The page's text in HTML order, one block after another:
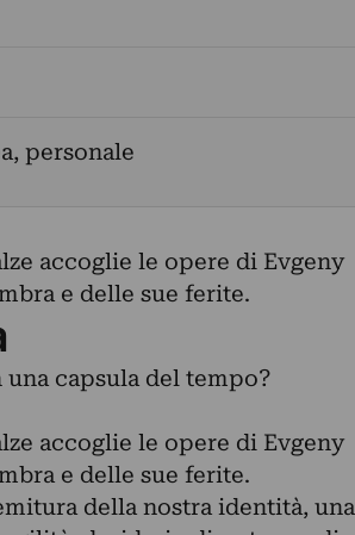
personale
accoglie le opere di Evgeny
e delle sue ferite.
capsula del tempo?
accoglie le opere di Evgeny
e delle sue ferite.
della nostra identità, una